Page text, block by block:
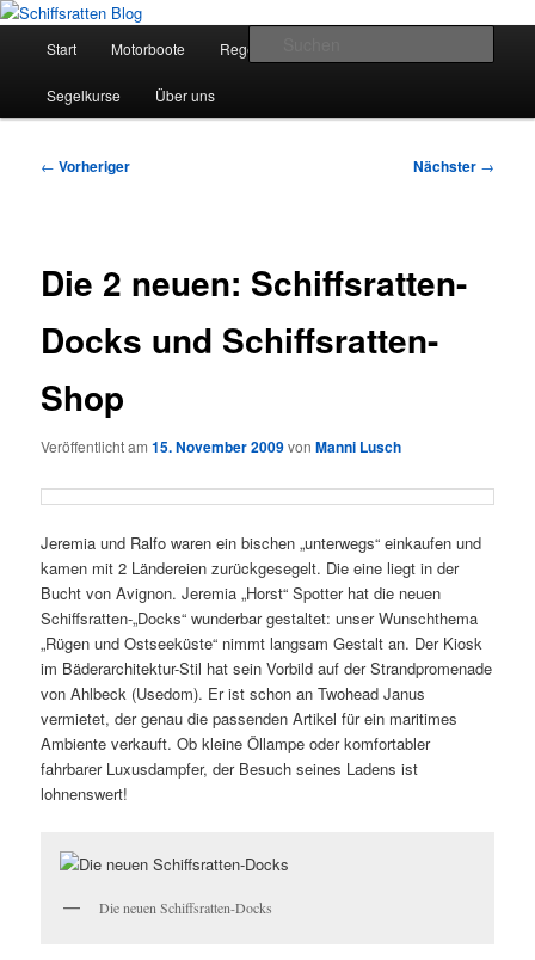
Zum
springenSchiffsratten Blog
Segelsport in Second Life
Start Motorboote Regelkunde
Segelkurse Über uns
Beitragsnavigation
← Vorheriger Nächster →
Die 2 neuen: Schiffsratten-
Docks und Schiffsratten-
Shop
Veröffentlicht am15. November 2009vonManni Lusch
Jeremia und Ralfo waren ein bischen „unterwegs“ einkaufen und
kamen mit 2 Ländereien zurückgesegelt. Die eine liegt in der
Bucht von Avignon. Jeremia „Horst“ Spotter hat die neuen
Schiffsratten-„Docks“ wunderbar gestaltet: unser Wunschthema
„Rügen und Ostseeküste“ nimmt langsam Gestalt an. Der Kiosk
im Bäderarchitektur-Stil hat sein Vorbild auf der Strandpromenade
von Ahlbeck (Usedom). Er ist schon an Twohead Janus
vermietet, der genau die passenden Artikel für ein maritimes
Ambiente verkauft. Ob kleine Öllampe oder komfortabler
fahrbarer Luxusdampfer, der Besuch seines Ladens ist
lohnenswert!
Die neuen Schiffsratten-Docks